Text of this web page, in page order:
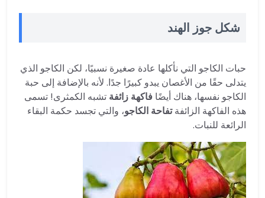
شكل جوز الهند
حبات الكاجو التي نأكلها عادة صغيرة نسبيًا، لكن الكاجو الذي
يتدلى حقًا من الأغصان يبدو كبيرًا جدًا. لأنه بالإضافة إلى حبة
الكاجو نفسها، هناك أيضًا فاكهة زائفة تشبه الكمثرى! تسمى
هذه الفاكهة الزائفةتفاحة الكاجو، والتي تجسد حكمة البقاء
الرائعة للنبات.